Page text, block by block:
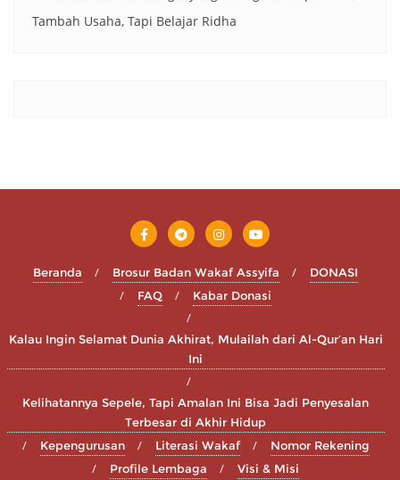
Tambah Usaha, Tapi Belajar Ridha
Beranda Brosur Badan Wakaf Assyifa
DONASI
FAQ
Kabar Donasi
Kalau Ingin Selamat Dunia Akhirat, Mulailah dari Al-Qur’an Hari
Ini
Kelihatannya Sepele, Tapi Amalan Ini Bisa Jadi Penyesalan
Terbesar di Akhir Hidup
Kepengurusan
Literasi Wakaf
Nomor Rekening
Profile Lembaga
Visi & Misi